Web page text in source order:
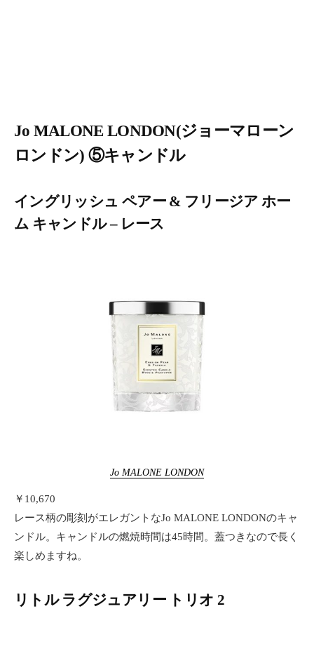
Jo MALONE LONDON(ジョーマローン
ロンドン) ⑤キャンドル
イングリッシュ ペアー & フリージア ホー
ム キャンドル – レース
Jo MALONE LONDON
￥10,670
レース柄の彫刻がエレガントなJo MALONE LONDONのキャ
ンドル。キャンドルの燃焼時間は45時間。蓋つきなので長く
楽しめますね。
リトル ラグジュアリー トリオ 2